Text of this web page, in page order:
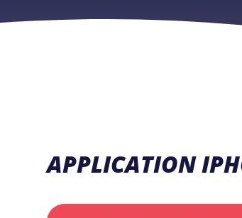
APPLICATION